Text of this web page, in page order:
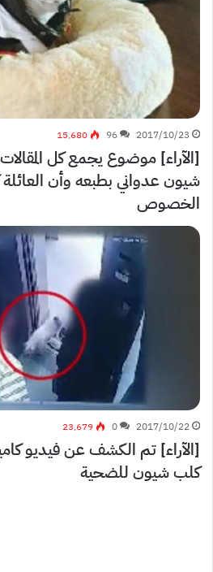
2017/10/23
96 15٬680
[الآراء] موضوع يجمع كل
شيون عدواني بطبعه وأن
الخصوص
2017/10/22
0 23٬679
[الآراء] تم الكشف عن فيديو
كلب شيون للضحية